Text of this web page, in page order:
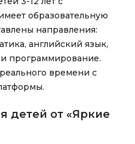
образовательную
направления:
английский язык,
и программирование.
времени с
детей от «Яркие